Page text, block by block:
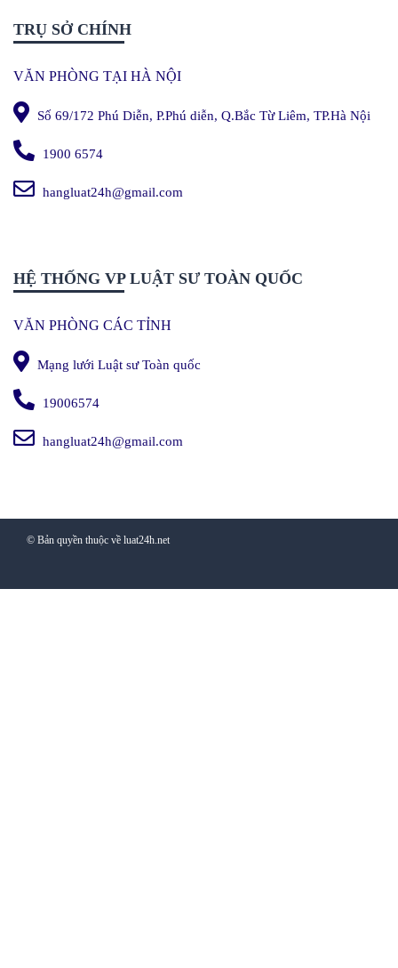
TRỤ SỞ CHÍNH
VĂN PHÒNG TẠI HÀ NỘI
Số 69/172 Phú Diễn, P.Phú diễn, Q.Bắc Từ Liêm, TP.Hà Nội
1900 6574
hangluat24h@gmail.com
HỆ THỐNG VP LUẬT SƯ TOÀN QUỐC
VĂN PHÒNG CÁC TỈNH
Mạng lưới Luật sư Toàn quốc
19006574
hangluat24h@gmail.com
© Bản quyền thuộc về luat24h.net